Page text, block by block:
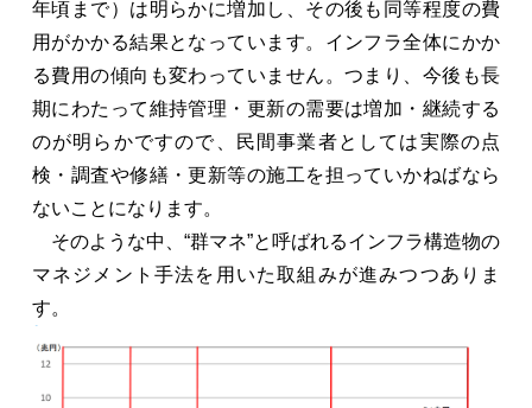
年頃まで）は明らかに増加し、その後も同等程度の費
用がかかる結果となっています。インフラ全体にかか
る費用の傾向も変わっていません。つまり、今後も長
期にわたって維持管理・更新の需要は増加・継続する
のが明らかですので、民間事業者としては実際の点
検・調査や修繕・更新等の施工を担っていかねばなら
ないことになります。
そのような中、“群マネ”と呼ばれるインフラ構造物の
マネジメント手法を用いた取組みが進みつつありま
す。